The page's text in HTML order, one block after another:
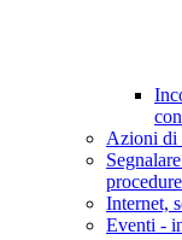
Azioni di
Internet,
Eventi -